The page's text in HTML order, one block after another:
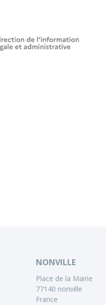
NONVILLE
Place de la Mairie
77140 nonville
France